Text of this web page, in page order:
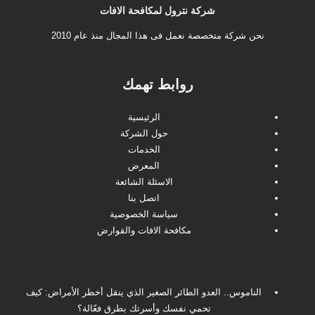
شركة نترول لمكافحة الافات
نحن شركة متخصصة نعمل فى هذا المجال منذ عام 2010
روابط تهمك
الرئيسية
حول الشركة
الخدمات
المعرض
الاسئلة الشائعة
اتصل بنا
سياسة الخصوصية
مكافحة الافات والقوارض
الناموس.. العدو الطائر الصغير الذي ينقل أخطر الأمراض: كيف
تحمي نفسك وأسرتك بطرق فعّالة؟